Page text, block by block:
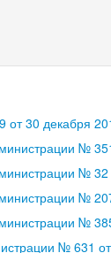
30 декабря
№
№ 32
№
№
№ 631